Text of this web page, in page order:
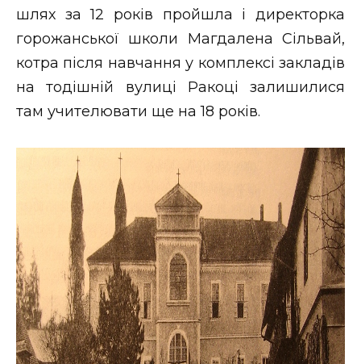
шлях за 12 років пройшла і директорка
горожанської школи Магдалена Сільвай,
котра після навчання у комплексі закладів
на тодішній вулиці Ракоці залишилися
там учителювати ще на 18 років.